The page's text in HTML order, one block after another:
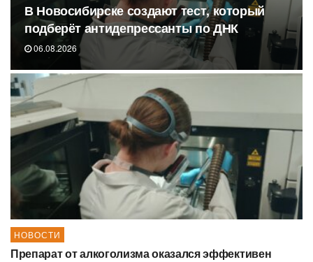
В Новосибирске создают тест, который
подберёт антидепрессанты по ДНК
06.08.2026
НОВОСТИ
Препарат от алкоголизма оказался эффективен